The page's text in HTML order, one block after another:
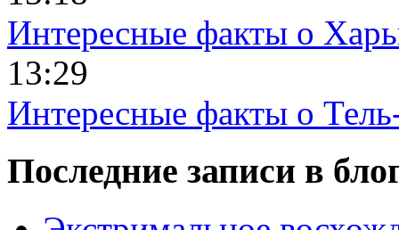
Интересные факты о
13:29
Интересные факты о
Последние записи в